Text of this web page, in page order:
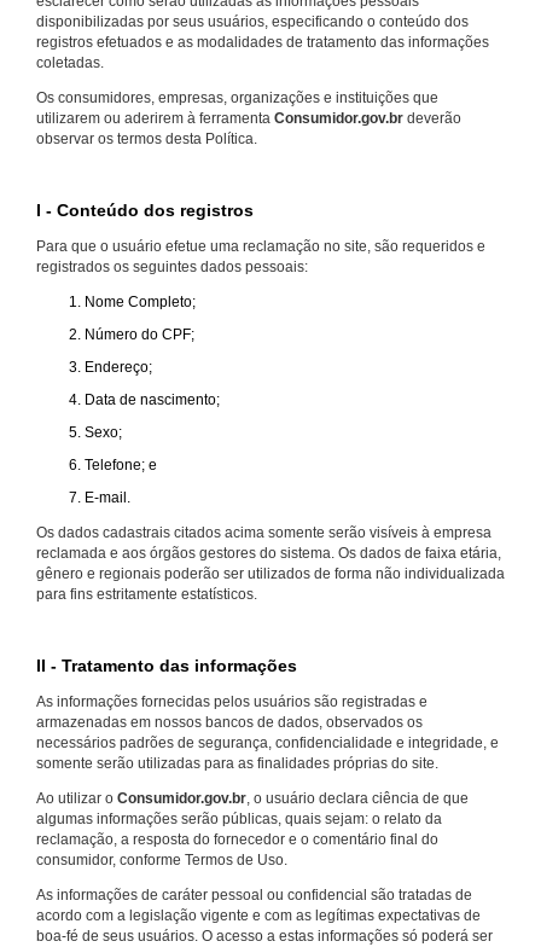
disponibilizadas por seus usuários, especificando o conteúdo dos
registros efetuados e as modalidades de tratamento das informações
coletadas.
Os consumidores, empresas, organizações e instituições que
utilizarem ou aderirem à ferramenta Consumidor.gov.br deverão
observar os termos desta Política.
I - Conteúdo dos registros
Para que o usuário efetue uma reclamação no site, são requeridos e
registrados os seguintes dados pessoais:
Nome Completo;
Número do CPF;
Endereço;
Data de nascimento;
Sexo;
Telefone; e
E-mail.
Os dados cadastrais citados acima somente serão visíveis à empresa
reclamada e aos órgãos gestores do sistema. Os dados de faixa etária,
gênero e regionais poderão ser utilizados de forma não individualizada
para fins estritamente estatísticos.
II - Tratamento das informações
As informações fornecidas pelos usuários são registradas e
armazenadas em nossos bancos de dados, observados os
necessários padrões de segurança, confidencialidade e integridade, e
somente serão utilizadas para as finalidades próprias do site.
Ao utilizar o Consumidor.gov.br, o usuário declara ciência de que
algumas informações serão públicas, quais sejam: o relato da
reclamação, a resposta do fornecedor e o comentário final do
consumidor, conforme Termos de Uso.
As informações de caráter pessoal ou confidencial são tratadas de
acordo com a legislação vigente e com as legítimas expectativas de
boa-fé de seus usuários. O acesso a estas informações só poderá ser